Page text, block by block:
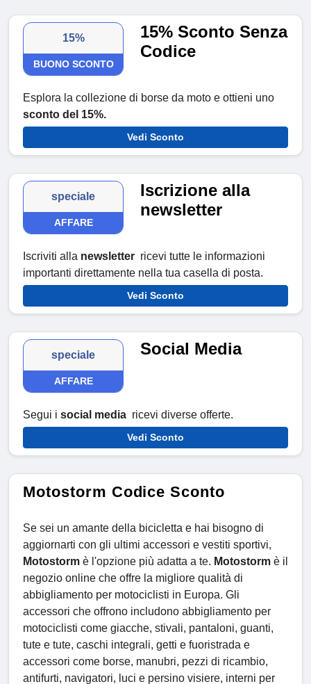
15%
BUONO SCONTO
15% Sconto Senza
Codice
Esplora la collezione di borse da moto e ottieni uno
sconto del 15%.
Vedi Sconto
speciale
AFFARE
Iscrizione alla
newsletter
Iscriviti alla newsletter ricevi tutte le informazioni
importanti direttamente nella tua casella di posta.
Vedi Sconto
speciale
AFFARE
Social Media
Segui i social media ricevi diverse offerte.
Vedi Sconto
Motostorm Codice Sconto
Se sei un amante della bicicletta e hai bisogno di
aggiornarti con gli ultimi accessori e vestiti sportivi,
Motostorm è l'opzione più adatta a te. Motostorm è il
negozio online che offre la migliore qualità di
abbigliamento per motociclisti in Europa. Gli
accessori che offrono includono abbigliamento per
motociclisti come giacche, stivali, pantaloni, guanti,
tute e tute, caschi integrali, getti e fuoristrada e
accessori come borse, manubri, pezzi di ricambio,
antifurti, navigatori, luci e persino visiere, interni per